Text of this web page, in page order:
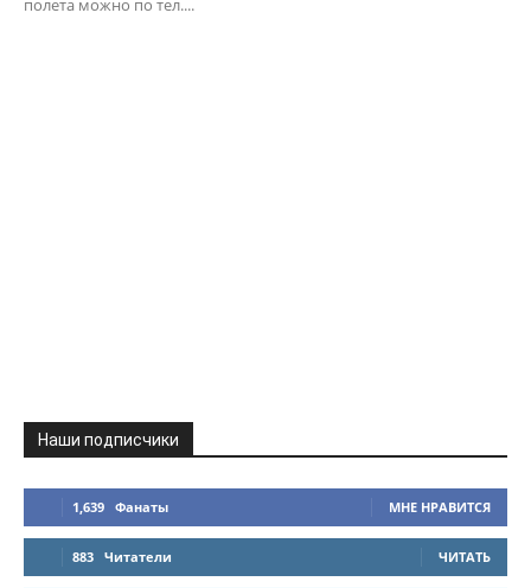
полета можно по тел....
Наши подписчики
1,639 Фанаты МНЕ НРАВИТСЯ
883 Читатели ЧИТАТЬ